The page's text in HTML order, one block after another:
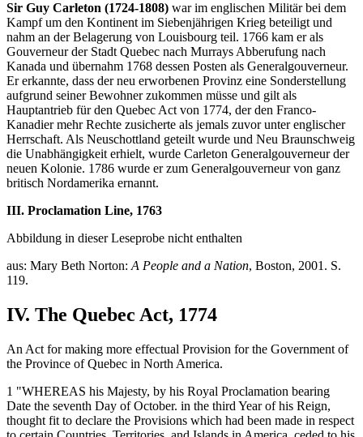
Sir Guy Carleton (1724-1808) war im englischen Militär bei dem
Kampf um den Kontinent im Siebenjährigen Krieg beteiligt und
nahm an der Belagerung von Louisbourg teil. 1766 kam er als
Gouverneur der Stadt Quebec nach Murrays Abberufung nach
Kanada und übernahm 1768 dessen Posten als Generalgouverneur.
Er erkannte, dass der neu erworbenen Provinz eine Sonderstellung
aufgrund seiner Bewohner zukommen müsse und gilt als
Hauptantrieb für den Quebec Act von 1774, der den Franco-
Kanadier mehr Rechte zusicherte als jemals zuvor unter englischer
Herrschaft. Als Neuschottland geteilt wurde und Neu Braunschweig
die Unabhängigkeit erhielt, wurde Carleton Generalgouverneur der
neuen Kolonie. 1786 wurde er zum Generalgouverneur von ganz
britisch Nordamerika ernannt.
III. Proclamation Line, 1763
Abbildung in dieser Leseprobe nicht enthalten
aus: Mary Beth Norton: A People and a Nation, Boston, 2001. S.
119.
IV. The Quebec Act, 1774
An Act for making more effectual Provision for the Government of
the Province of Quebec in North America.
1 "WHEREAS his Majesty, by his Royal Proclamation bearing
Date the seventh Day of October. in the third Year of his Reign,
thought fit to declare the Provisions which had been made in respect